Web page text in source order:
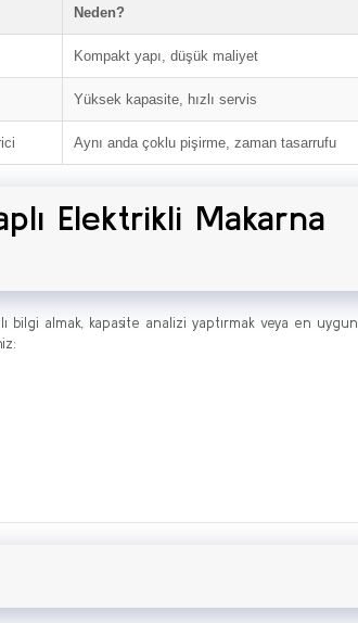
Neden?
Kompakt yapı, düşük maliyet
Yüksek kapasite, hızlı servis
Aynı anda çoklu pişirme, zaman tasarrufu
Elektrikli Makarna
bilgi almak, kapasite analizi yaptırmak veya en uygun